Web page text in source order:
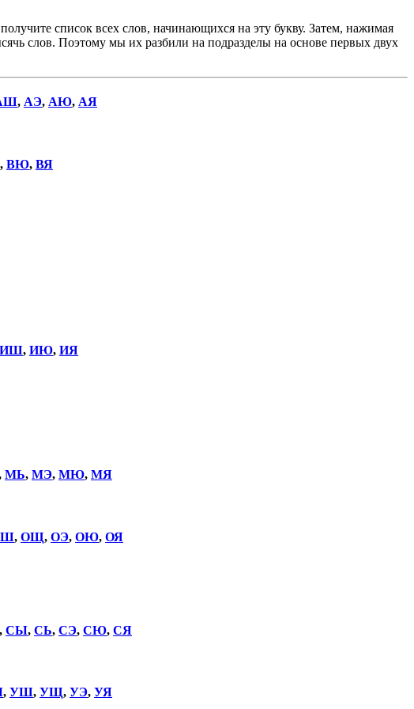
список всех слов, начинающихся на эту букву. Затем, нажимая
слов. Поэтому мы их разбили на подразделы на основе первых двух
, АЭ, АЮ, АЯ
, ВЮ, ВЯ
ИШ, ИЮ, ИЯ
МЬ, МЭ, МЮ, МЯ
, ОЩ, ОЭ, ОЮ, ОЯ
, СЫ, СЬ, СЭ, СЮ, СЯ
, УШ, УЩ, УЭ, УЯ